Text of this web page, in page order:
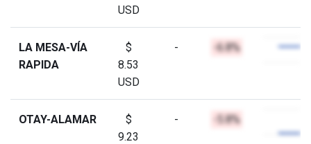
USD
LA MESA-VÍA
RAPIDA
$
8.53
USD
- -6.8%
OTAY-ALAMAR
$
9.23
- -5.8%